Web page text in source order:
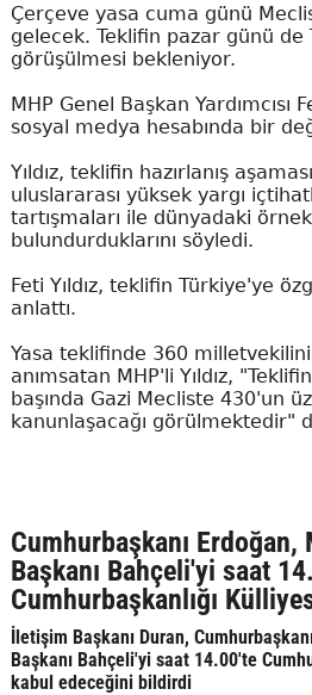
Çerçeve yasa cuma günü
gelecek. Teklifin pazar günü de
görüşülmesi bekleniyor.
MHP Genel Başkan Yardımcısı
sosyal medya hesabında bir
Yıldız, teklifin hazırlanış
uluslararası yüksek yargı
tartışmaları ile dünyadaki
bulundurduklarını söyledi.
Feti Yıldız, teklifin Türkiye'ye
anlattı.
Yasa teklifinde 360
anımsatan MHP'li Yıldız,
başında Gazi Mecliste 430'un
kanunlaşacağı görülmektedir"
Cumhurbaşkanı Erdoğan,
Başkanı Bahçeli'yi saat
Cumhurbaşkanlığı
İletişim Başkanı Duran,
Başkanı Bahçeli'yi saat 14.00'te
kabul edeceğini bildirdi